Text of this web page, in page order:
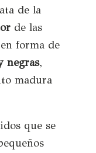
de la
de las
forma de
negras,
madura
que se